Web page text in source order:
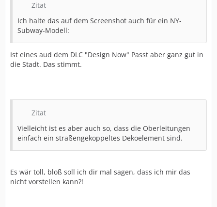
Zitat
Ich halte das auf dem Screenshot auch für ein NY-
Subway-Modell:
Ist eines aud dem DLC "Design Now" Passt aber ganz gut in
die Stadt. Das stimmt.
Zitat
Vielleicht ist es aber auch so, dass die Oberleitungen
einfach ein straßengekoppeltes Dekoelement sind.
Es wär toll, bloß soll ich dir mal sagen, dass ich mir das
nicht vorstellen kann?!